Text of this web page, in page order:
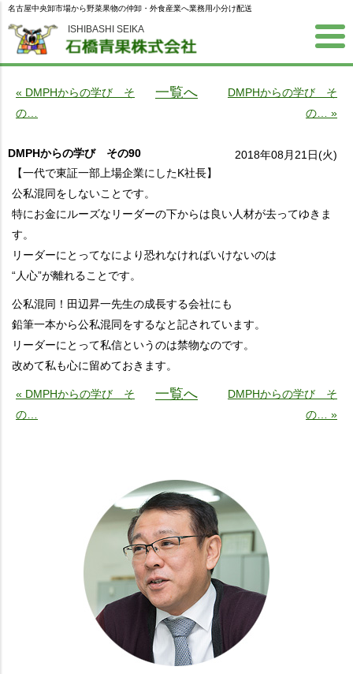
ISHIBASHI SEIKA
名古屋中央卸市場から野菜果物の仲卸・外食産業へ業務用小分け配送
« DMPHからの学び そ
の…
一覧へ
DMPHからの学び そ
の… »
DMPHからの学び その90
2018年08月21日(火)
【一代で東証一部上場企業にしたK社長】
公私混同をしないことです。
特にお金にルーズなリーダーの下からは良い人材が去ってゆきま
す。
リーダーにとってなにより恐れなければいけないのは
“人心”が離れることです。
公私混同！田辺昇一先生の成長する会社にも
鉛筆一本から公私混同をするなと記されています。
リーダーにとって私信というのは禁物なのです。
改めて私も心に留めておきます。
« DMPHからの学び そ
の…
一覧へ
DMPHからの学び そ
の… »